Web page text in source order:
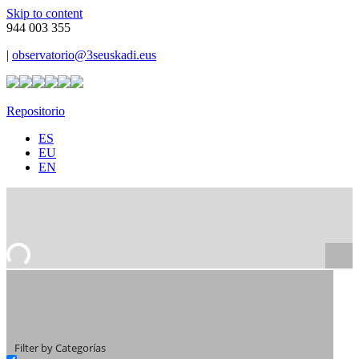
Skip to content
944 003 355
| observatorio@3seuskadi.eus
Repositorio
ES
EU
EN
Filter by Categorías